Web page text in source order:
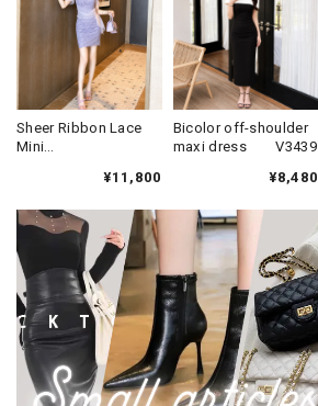
Sheer Ribbon Lace
Mini
¥11,800
Bicolor off-shoulder
maxi dress V3439
¥8,480